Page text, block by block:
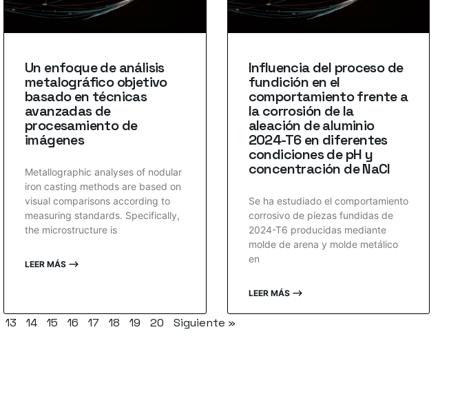
Un enfoque de análisis
metalográfico objetivo
basado en técnicas
avanzadas de
procesamiento de
imágenes
Metallographic analyses of nodular
iron casting methods are based on
visual comparisons according to
measuring standards. Specifically,
the microstructure is
LEER MÁS ⟶
Influencia del proceso de
fundición en el
comportamiento frente a
la corrosión de la
aleación de aluminio
2024-T6 en diferentes
condiciones de pH y
concentración de NaCl
Se ha estudiado el comportamiento
corrosivo de piezas fundidas de
2024-T6 producidas mediante
molde de arena y molde metálico
en
LEER MÁS ⟶
13 14 15 16 17 18 19 20 Siguiente »